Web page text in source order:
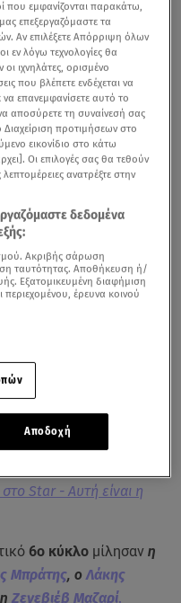
GNTM
μέσα από τη
Star - Αυτή είναι η
6ο κύκλο μίλησαν η
Μπράτης, οΛάκης
Ζενεβιέβ Μαζαρί.
που εμφανίζονται παρακάτω,
επεξεργαζόμαστε τα
Αν επιλέξετε Απόρριψη όλων
εν λόγω τεχνολογίες θα
ιχνηλάτες, ορισμένο
που βλέπετε ενδέχεται να
να επανεμφανίσετε αυτό το
αποσύρετε τη συναίνεσή σας
προτιμήσεων στο
εικονίδιο στο κάτω
Οι επιλογές σας θα τεθούν
ανατρέξτε στην
δεδομένα
Ακριβής σάρωση
ταυτότητας. Αποθήκευση ή/
Εξατομικευμένη διαφήμιση
έρευνα κοινού
Αποδοχή